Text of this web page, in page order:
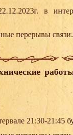
в
перерывы связи.
21:30-21:45